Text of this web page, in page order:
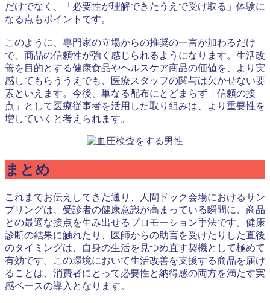
だけでなく、「必要性が理解できたうえで受け取る」体験に
なる点もポイントです。
このように、専門家の立場からの推奨の一言が加わるだけ
で、商品の信頼性が強く感じられるようになります。生活改
善を目的とする健康食品やヘルスケア商品の価値を、より実
感してもらううえでも、医療スタッフの関与は欠かせない要
素といえます。今後、単なる配布にとどまらず「信頼の接
点」として医療従事者を活用した取り組みは、より重要性を
増していくと考えられます。
まとめ
これまでお伝えしてきた通り、人間ドック会場におけるサン
プリングは、受診者の健康意識が高まっている瞬間に、商品
との最適な接点を生み出せるプロモーション手法です。健康
診断の結果に触れたり、医師からの助言を受けたりした直後
のタイミングは、自身の生活を見つめ直す契機として極めて
有効です。この環境において生活改善を支援する商品を届け
ることは、消費者にとって必要性と納得感の両方を満たす実
感ベースの導入となります。